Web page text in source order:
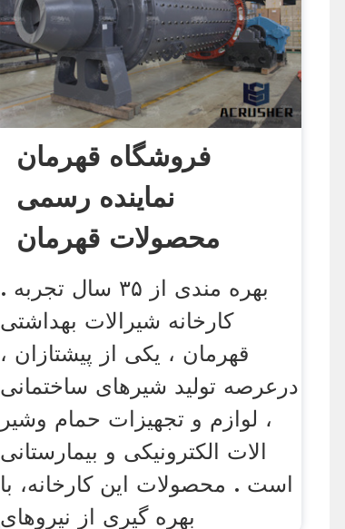
فروشگاه قهرمان
نماینده رسمی
محصولات قهرمان
بهره مندی از ۳۵ سال تجربه .
کارخانه شیرالات بهداشتی
قهرمان ، یکی از پیشتازان ،
درعرصه تولید شیرهای ساختمانی
، لوازم و تجهیزات حمام وشیر
الات الکترونیکی و بیمارستانی
است . محصولات این کارخانه، با
بهره گیری از نیروهای